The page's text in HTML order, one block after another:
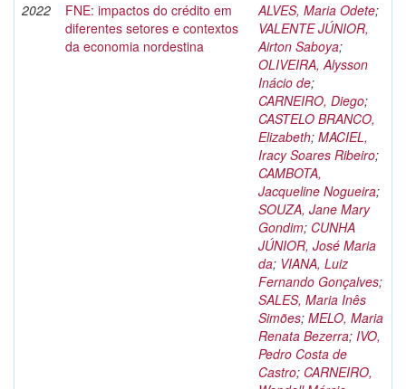
2022
FNE: impactos do crédito em
diferentes setores e contextos
da economia nordestina
ALVES, Maria Odete;
VALENTE JÚNIOR,
Airton Saboya;
OLIVEIRA, Alysson
Inácio de;
CARNEIRO, Diego;
CASTELO BRANCO,
Elizabeth; MACIEL,
Iracy Soares Ribeiro;
CAMBOTA,
Jacqueline Nogueira;
SOUZA, Jane Mary
Gondim; CUNHA
JÚNIOR, José Maria
da; VIANA, Luiz
Fernando Gonçalves;
SALES, Maria Inês
Simões; MELO, Maria
Renata Bezerra; IVO,
Pedro Costa de
Castro; CARNEIRO,